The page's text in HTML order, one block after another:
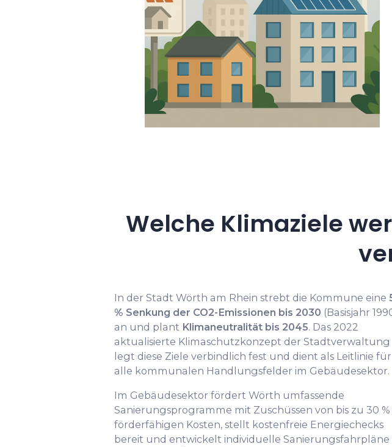
Welche Klimaziele
In der Stadt Wörth am Rhein strebt die Kommune eine
% Senkung der CO2-Emissionen bis 2030 (Basisjahr
an und plant Klimaneutralität bis 2045. Das 2022
aktualisierte Klimaschutzkonzept der Stadtverwaltung
legt diese Ziele verbindlich fest und dient als Leitlinie für
alle kommunalen Handlungsfelder im Gebäudesektor.
Im Gebäudesektor fördert Wörth umfassende
Sanierungsprogramme mit Zuschüssen von bis zu 30
förderfähigen Kosten, stellt kostenfreie Energiechecks
bereit und entwickelt individuelle